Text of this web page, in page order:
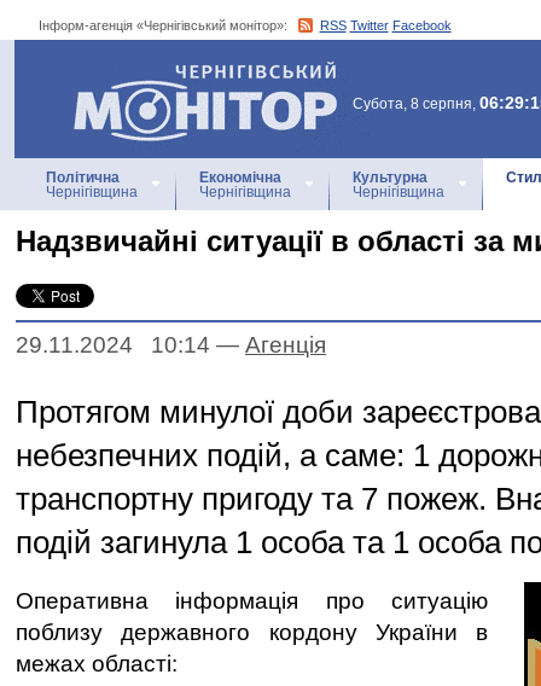
Інформ-агенція «Чернігівський монітор»: RSS Twitter Facebook
Інформ-агенція
«Чернігівський монітор»
Субота, 8 серпня,
Політична
Чернігівщина
Економічна
Чернігівщина
Культурна
Чернігівщина
Надзвичайні ситуації в області за
29.11.2024 10:14 — Агенцiя
Протягом минулої доби
небезпечних подій, а саме: 1
транспортну пригоду та 7 пожеж.
подій загинула 1 особа та 1 особа
Оперативна інформація про ситуацію
поблизу державного кордону України в
межах області: